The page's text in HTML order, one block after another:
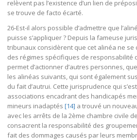
relèvent pas l’existence d’un lien de
se trouve de facto écarté.
26-Est-il alors possible d’admettre que
puisse s’appliquer ? Depuis la fameuse
tribunaux considèrent que cet alinéa ne se
des régimes spécifiques de responsabilité
permet d’actionner d’autres personnes,
les alinéas suivants, qui sont également
du fait d’autrui. Cette jurisprudence qui
associations encadrant des handicapés
mineurs inadaptés [14] a trouvé un
avec les arrêts de la 2ème chambre civile
consacrent la responsabilité des
fait des dommages causés par leurs